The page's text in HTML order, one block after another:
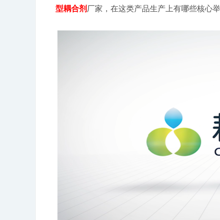
型耦合剂厂家，在这类产品生产上有哪些核心